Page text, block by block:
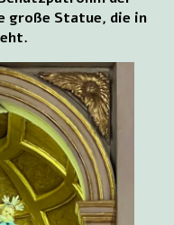
große Statue, die in